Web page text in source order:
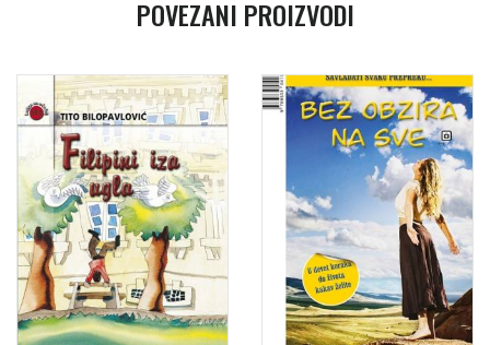
POVEZANI PROIZVODI